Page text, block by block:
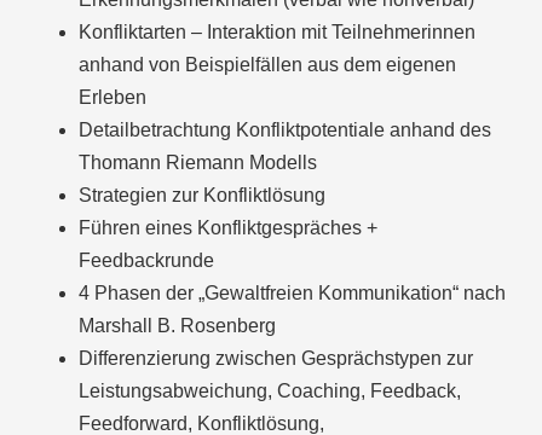
Konfliktarten – Interaktion mit Teilnehmerinnen
anhand von Beispielfällen aus dem eigenen
Erleben
Detailbetrachtung Konfliktpotentiale anhand des
Thomann Riemann Modells
Strategien zur Konfliktlösung
Führen eines Konfliktgespräches +
Feedbackrunde
4 Phasen der „Gewaltfreien Kommunikation“ nach
Marshall B. Rosenberg
Differenzierung zwischen Gesprächstypen zur
Leistungsabweichung, Coaching, Feedback,
Feedforward, Konfliktlösung,